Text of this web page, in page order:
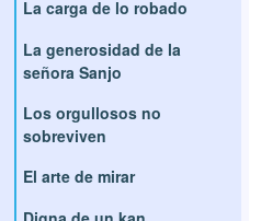
La carga de lo robado
La generosidad de la
señora Sanjo
Los orgullosos no
sobreviven
El arte de mirar